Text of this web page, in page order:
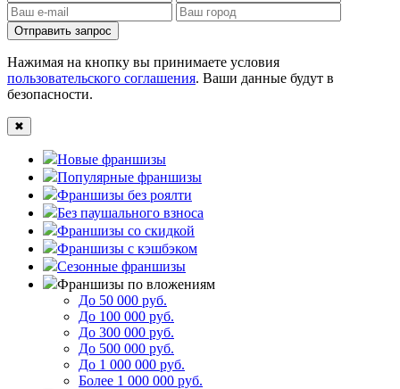
Отправить запрос
Нажимая на кнопку вы принимаете условия
пользовательского соглашения. Ваши данные будут в
безопасности.
✖
Новые франшизы
Популярные франшизы
Франшизы без роялти
Без паушального взноса
Франшизы со скидкой
Франшизы с кэшбэком
Сезонные франшизы
Франшизы по вложениям
До 50 000 руб.
До 100 000 руб.
До 300 000 руб.
До 500 000 руб.
До 1 000 000 руб.
Более 1 000 000 руб.